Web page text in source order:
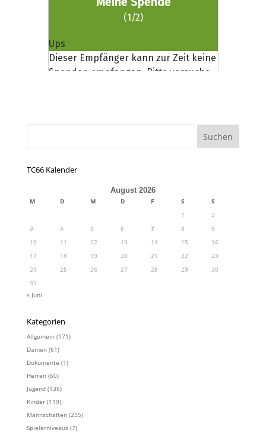
TC66 Kalender
August 2026
M D M D F S
S
1
2
3
4 5 6 7 8
9
10
11 12 13 14 15
16
17
18 19 20 21 22
23
24
25 26 27 28 29
30
31
« Juni
Kategorien
Allgemein(171)
Damen(61)
Dokumente (1)
Herren(60)
Jugend(136)
Kinder(119)
Mannschaften(255)
Spielerniveaus(7)